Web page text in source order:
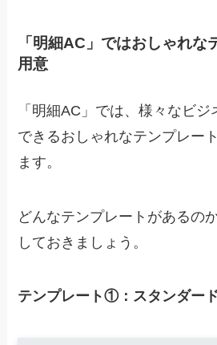
「明細AC」ではおしゃれな
用意
「明細AC」では、様々なビジ
できるおしゃれなテンプレー
ます。
どんなテンプレートがあるの
しておきましょう。
テンプレート①：スタンダー